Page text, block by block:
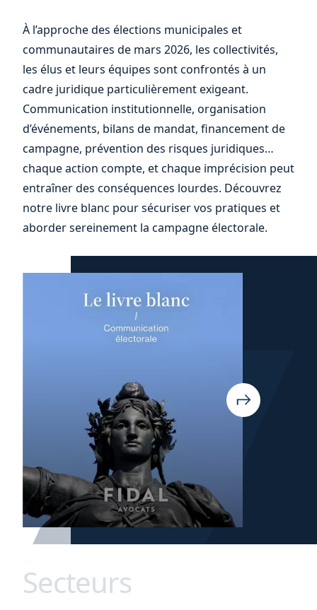
votre
À l’approche des élections municipales et
communautaires de mars 2026, les collectivités,
les élus et leurs équipes sont confrontés à un
cadre juridique particulièrement exigeant.
Communication institutionnelle, organisation
d’événements, bilans de mandat, financement de
campagne, prévention des risques juridiques…
chaque action compte, et chaque imprécision peut
entraîner des conséquences lourdes. Découvrez
notre livre blanc pour sécuriser vos pratiques et
aborder sereinement la campagne électorale.
Secteurs